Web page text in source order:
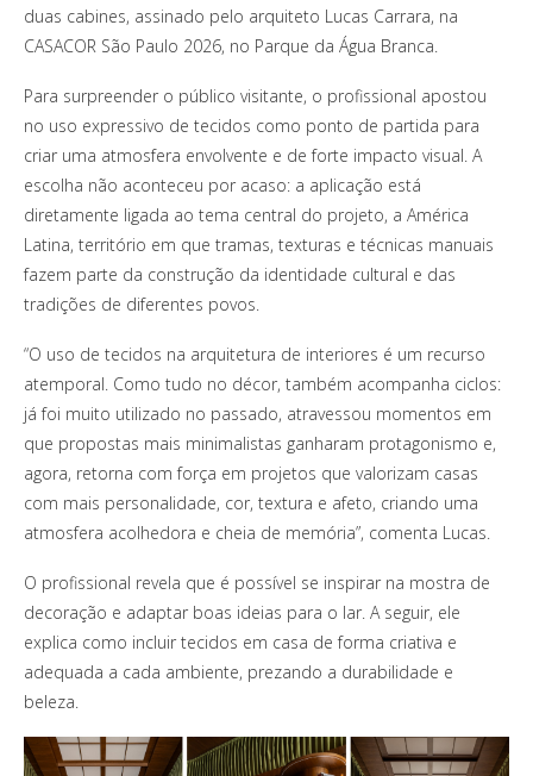
duas cabines, assinado pelo arquiteto Lucas Carrara, na
CASACOR São Paulo 2026, no Parque da Água Branca.
Para surpreender o público visitante, o profissional apostou
no uso expressivo de tecidos como ponto de partida para
criar uma atmosfera envolvente e de forte impacto visual. A
escolha não aconteceu por acaso: a aplicação está
diretamente ligada ao tema central do projeto, a América
Latina, território em que tramas, texturas e técnicas manuais
fazem parte da construção da identidade cultural e das
tradições de diferentes povos.
“O uso de tecidos na arquitetura de interiores é um recurso
atemporal. Como tudo no décor, também acompanha ciclos:
já foi muito utilizado no passado, atravessou momentos em
que propostas mais minimalistas ganharam protagonismo e,
agora, retorna com força em projetos que valorizam casas
com mais personalidade, cor, textura e afeto, criando uma
atmosfera acolhedora e cheia de memória”, comenta Lucas.
O profissional revela que é possível se inspirar na mostra de
decoração e adaptar boas ideias para o lar. A seguir, ele
explica como incluir tecidos em casa de forma criativa e
adequada a cada ambiente, prezando a durabilidade e
beleza.